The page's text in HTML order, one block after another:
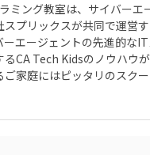
ミング教室は、サイバー
プリックスが共同で運営
エージェントの先進的な
CA Tech Kidsのノウハウ
家庭にはピッタリのスク
リジナル教材を使って420
に開発されたプログラミン
うな感覚でサクサク進め